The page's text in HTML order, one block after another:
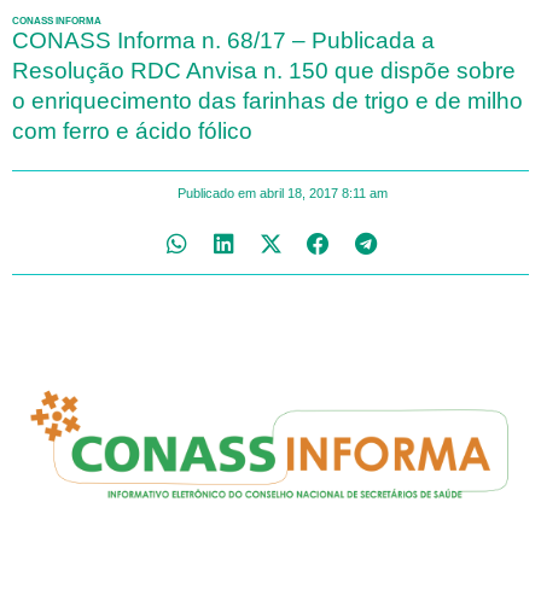
CONASS INFORMA
CONASS Informa n. 68/17 – Publicada a
Resolução RDC Anvisa n. 150 que dispõe sobre
o enriquecimento das farinhas de trigo e de milho
com ferro e ácido fólico
Publicado em abril 18, 2017 8:11 am